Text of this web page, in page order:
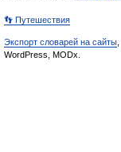
👣 Путешествия
Экспорт словарей на сайты
WordPress, MODx.